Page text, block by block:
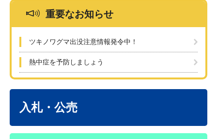
重要なお知らせ
ツキノワグマ出没注意情報発令中！
熱中症を予防しましょう
入札・公売